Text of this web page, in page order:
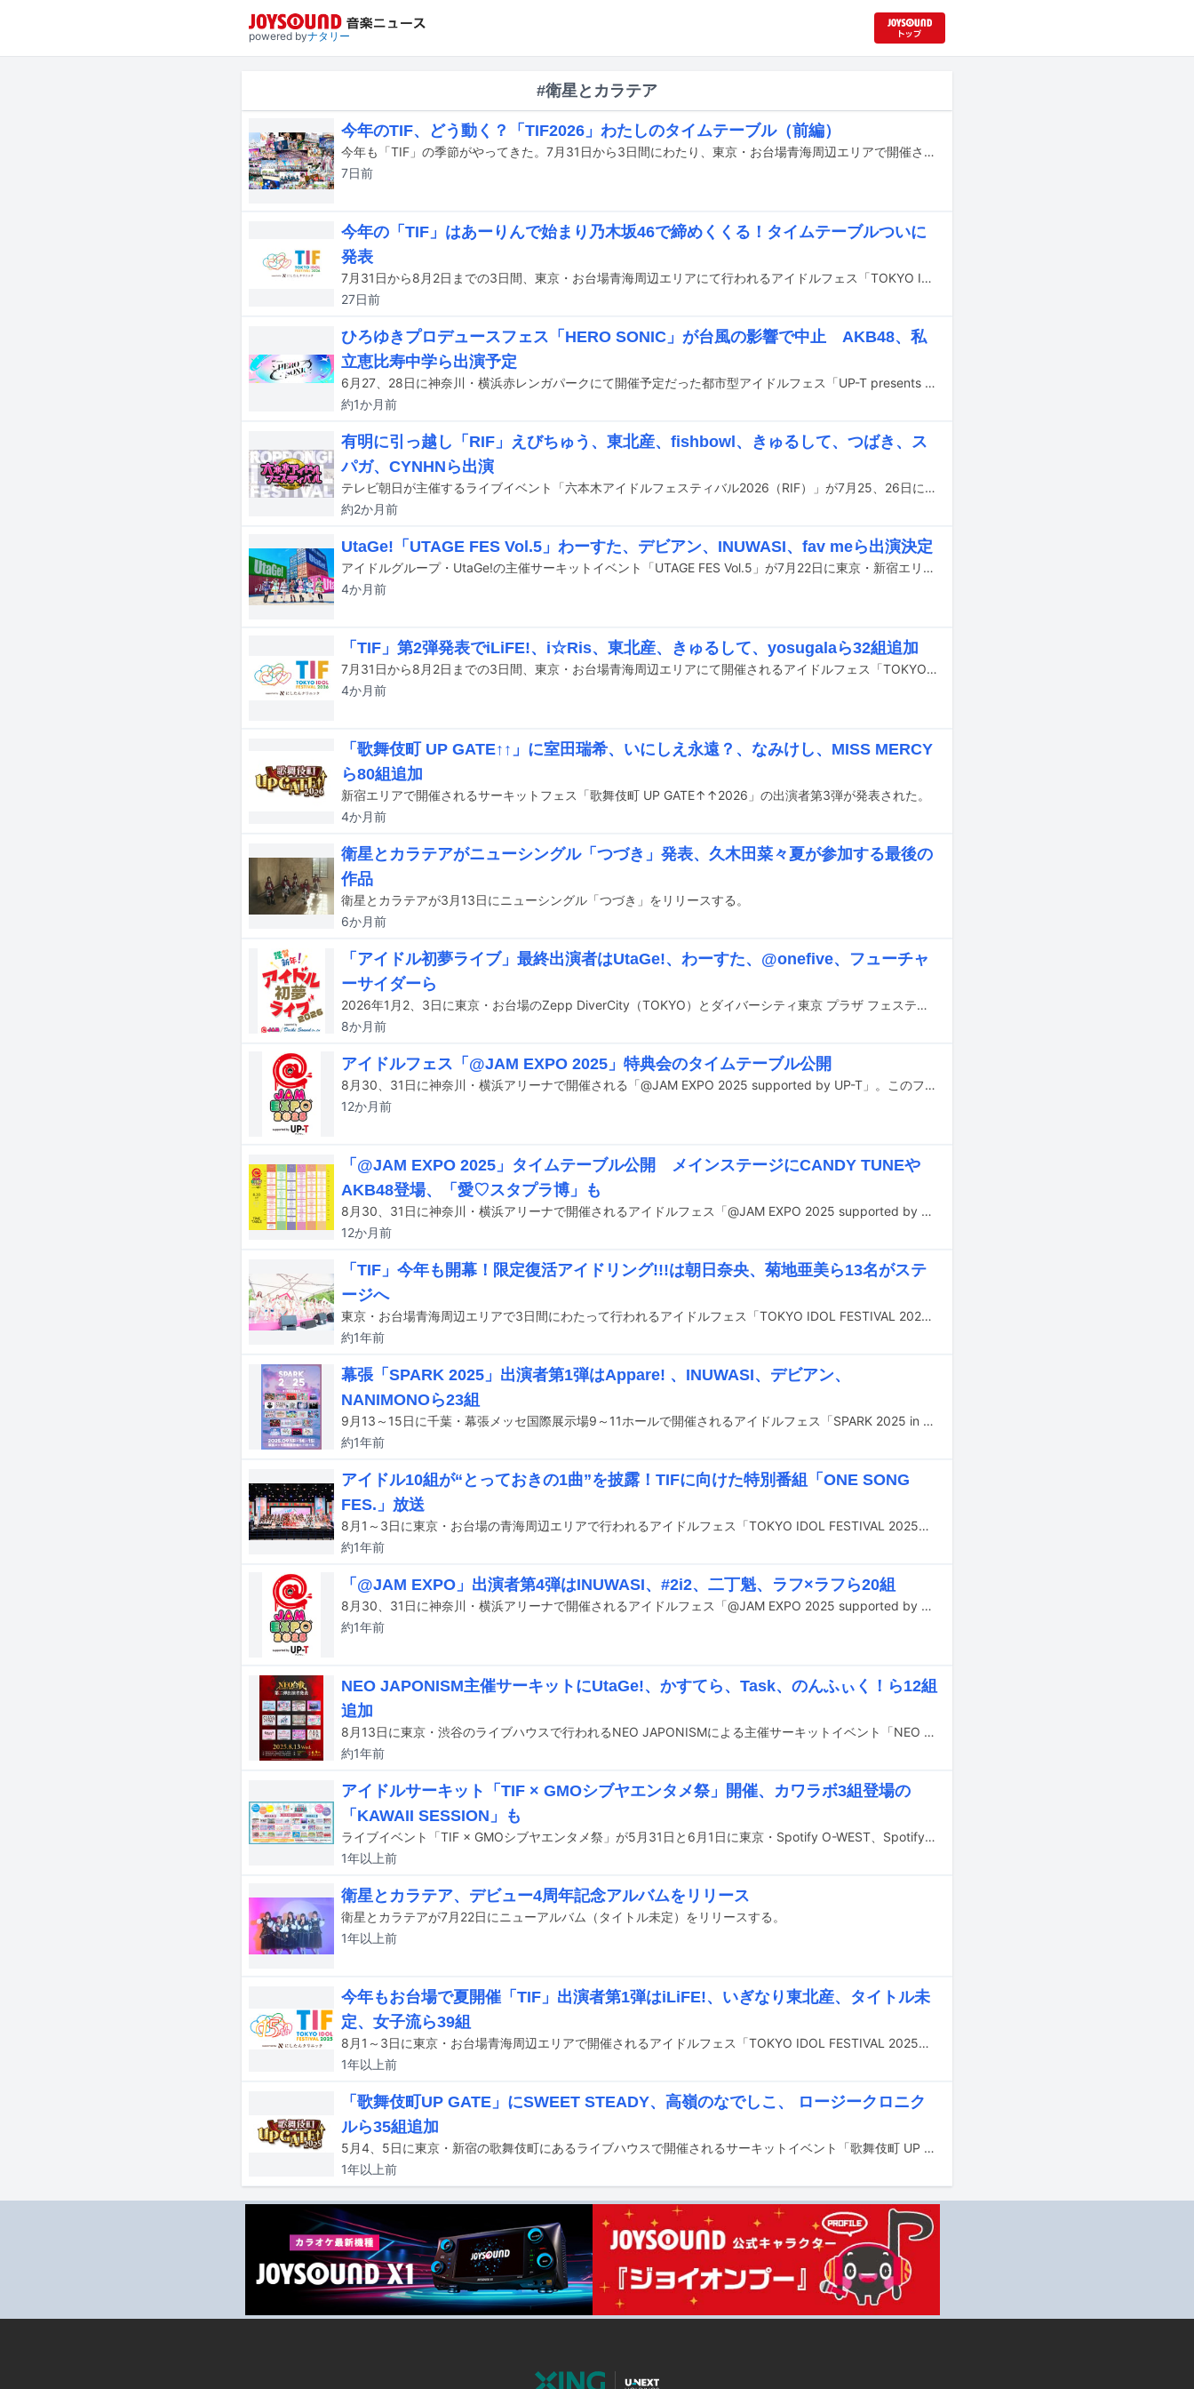
powered byナタリー
#衛星とカラテア
今年のTIF、どう動く？「TIF2026」わたしのタイムテーブル（前編）
今年も「TIF」の季節がやってきた。7月31日から3日間にわたり、東京・お台場青海周辺エリアで開催されるアイドルフェス「TOKYO IDOL FESTIVAL 2026 supported by にしたんクリニック」。2010年8月の初開催から（コロナ禍での中止、オンライン開催、秋の開催というイレギュラーを挟みながら）17回目の夏を迎えた。今年は「TIF」史上初のK-POPグループ・KiiiKiiiやLAPONE GIRLS所属のIS:SUEといった新たな顔ぶれもあり、乃木坂46、＝LOVE、超ときめき♡宣伝部、CANDY TUNE、iLiFE!らアリーナクラスで活躍するグループが一堂に会する。ほかにも、ソロとして出演する櫻井優衣（FRUITS ZIPPER）や諸橋沙夏（＝LOVE）、乃木坂46の五百城茉央と奥田いろはによるフォークデュオ・カフェオーレ、さらには後藤真希、柏木由紀、佐々木彩夏（ももいろクローバーZ）……と、コアなアイドルファンのみならず幅広い層に“刺さる”メンツがそろっている。そんなラインナップを目にして「初めてだけど、行ってみようかな……」と考えながら「でも、お目当て以外のグループが楽しめるかどうか……」と躊躇している人もいるかもしれない。そこで本稿では、阿刀"DA"大志（ライター）、川端優（虹のコンキスタドール）、クロちゃん（安田大サーカス / 豆柴の大群プロデューサー）、左藤豊（ライター）、小鳥遊るい（ex. #ババババンビ / 「NEW COLORS PROJECT」プロデューサー）、南波一海（ライター）、吉田尚記（アナウンサー）、repi（ex. lyrical school）という“識者”8名に、公式のタイムテーブルをもとに各日程の見どころを押さえた「わたしのタイムテーブル」を考案してもらった。新たなアイドルとの出会いの一助になれば幸いだ。前編では音楽ナタリーのアイドル記事でもおなじみのライター陣3名と、自身もMCとして複数のステージに出演しながら数々のエリアに出没する吉田アナによる“俺のタイテ”をお届けする。
7日前
今年の「TIF」はあーりんで始まり乃木坂46で締めくくる！タイムテーブルついに
発表
7月31日から8月2日までの3日間、東京・お台場青海周辺エリアにて行われるアイドルフェス「TOKYO IDOL FESTIVAL 2026 supported by にしたんクリニック」のタイムテーブルが発表された。
27日前
ひろゆきプロデュースフェス「HERO SONIC」が台風の影響で中止 AKB48、私
立恵比寿中学ら出演予定
6月27、28日に神奈川・横浜赤レンガパークにて開催予定だった都市型アイドルフェス「UP-T presents HERO SONIC 2026」の中止が発表された。
約1か月前
有明に引っ越し「RIF」えびちゅう、東北産、fishbowl、きゅるして、つばき、ス
パガ、CYNHNら出演
テレビ朝日が主催するライブイベント「六本木アイドルフェスティバル2026（RIF）」が7月25、26日に東京・TOKYO DREAM PARKで開催される。
約2か月前
UtaGe!「UTAGE FES Vol.5」わーすた、デビアン、INUWASI、fav meら出演決定
アイドルグループ・UtaGe!の主催サーキットイベント「UTAGE FES Vol.5」が7月22日に東京・新宿エリアにて開催される。
4か月前
「TIF」第2弾発表でiLiFE!、i☆Ris、東北産、きゅるして、yosugalaら32組追加
7月31日から8月2日までの3日間、東京・お台場青海周辺エリアにて開催されるアイドルフェス「TOKYO IDOL FESTIVAL 2026 supported by にしたんクリニック」の出演者第2弾が発表された。
4か月前
「歌舞伎町 UP GATE↑↑」に室田瑞希、いにしえ永遠？、なみけし、MISS MERCY
ら80組追加
新宿エリアで開催されるサーキットフェス「歌舞伎町 UP GATE↑↑2026」の出演者第3弾が発表された。
4か月前
衛星とカラテアがニューシングル「つづき」発表、久木田菜々夏が参加する最後の
作品
衛星とカラテアが3月13日にニューシングル「つづき」をリリースする。
6か月前
「アイドル初夢ライブ」最終出演者はUtaGe!、わーすた、@onefive、フューチャ
ーサイダーら
2026年1月2、3日に東京・お台場のZepp DiverCity（TOKYO）とダイバーシティ東京 プラザ フェスティバル広場で行われるライブイベント「謹賀新年！アイドル初夢ライブ supported by @JAM」の最終出演者が発表された。
8か月前
アイドルフェス「@JAM EXPO 2025」特典会のタイムテーブル公開
8月30、31日に神奈川・横浜アリーナで開催される「@JAM EXPO 2025 supported by UP-T」。このフェスで行われる特典会のタイムテーブルが公開された。
12か月前
「@JAM EXPO 2025」タイムテーブル公開 メインステージにCANDY TUNEや
AKB48登場、「愛♡スタプラ博」も
8月30、31日に神奈川・横浜アリーナで開催されるアイドルフェス「@JAM EXPO 2025 supported by UP-T」のタイムテーブルが公開された。
12か月前
「TIF」今年も開幕！限定復活アイドリング!!!は朝日奈央、菊地亜美ら13名がステ
ージへ
東京・お台場青海周辺エリアで3日間にわたって行われるアイドルフェス「TOKYO IDOL FESTIVAL 2025」が本日8月1日に開幕した。
約1年前
幕張「SPARK 2025」出演者第1弾はAppare! 、INUWASI、デビアン、
NANIMONOら23組
9月13～15日に千葉・幕張メッセ国際展示場9～11ホールで開催されるアイドルフェス「SPARK 2025 in MAKUHARI 」の出演者第1弾が発表された。
約1年前
アイドル10組が“とっておきの1曲”を披露！TIFに向けた特別番組「ONE SONG
FES.」放送
8月1～3日に東京・お台場の青海周辺エリアで行われるアイドルフェス「TOKYO IDOL FESTIVAL 2025」。このフェスの開催に先駆け、音楽番組「TIF presents ONE SONG FES.」が7月18日と25日にフジテレビで放送される。
約1年前
「@JAM EXPO」出演者第4弾はINUWASI、#2i2、二丁魁、ラフ×ラフら20組
8月30、31日に神奈川・横浜アリーナで開催されるアイドルフェス「@JAM EXPO 2025 supported by UP-T」の出演者第4弾が発表された。
約1年前
NEO JAPONISM主催サーキットにUtaGe!、かすてら、Task、のんふぃく！ら12組
追加
8月13日に東京・渋谷のライブハウスで行われるNEO JAPONISMによる主催サーキットイベント「NEO KASSEN2025」の出演者第2弾が発表された。
約1年前
アイドルサーキット「TIF × GMOシブヤエンタメ祭」開催、カワラボ3組登場の
「KAWAII SESSION」も
ライブイベント「TIF × GMOシブヤエンタメ祭」が5月31日と6月1日に東京・Spotify O-WEST、Spotify O-Crest、Spotify O-nest、「TIF × GMOシブヤエンタメ祭 KAWAII SESSION」が5月31日に東京・Spotify O-EASTで開催される。
1年以上前
衛星とカラテア、デビュー4周年記念アルバムをリリース
衛星とカラテアが7月22日にニューアルバム（タイトル未定）をリリースする。
1年以上前
今年もお台場で夏開催「TIF」出演者第1弾はiLiFE!、いぎなり東北産、タイトル未
定、女子流ら39組
8月1～3日に東京・お台場青海周辺エリアで開催されるアイドルフェス「TOKYO IDOL FESTIVAL 2025」の出演者第1弾が発表された。
1年以上前
「歌舞伎町UP GATE」にSWEET STEADY、高嶺のなでしこ、 ロージークロニク
ルら35組追加
5月4、5日に東京・新宿の歌舞伎町にあるライブハウスで開催されるサーキットイベント「歌舞伎町 UP GATE↑↑ 2025」の出演者第5弾が発表された。
1年以上前